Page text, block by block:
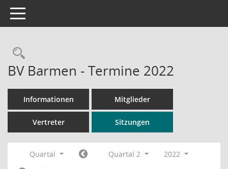
Toggle navigation
Rechercheauswahl
BV Barmen - Termine 2022
Informationen Mitglieder
Vertreter Sitzungen
Quartal Quartal 2
2022